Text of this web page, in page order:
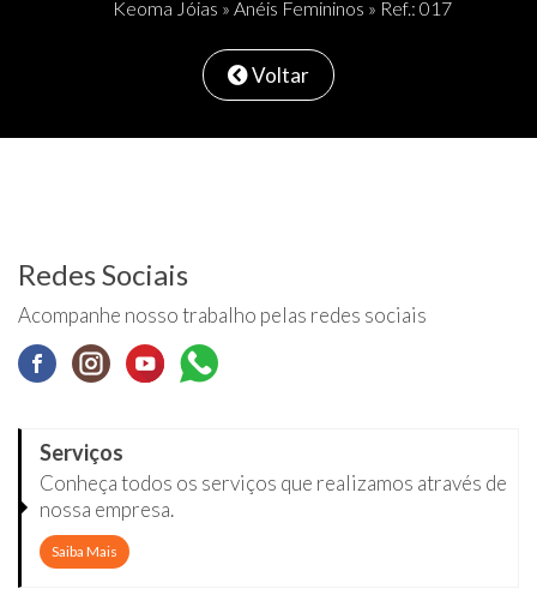
Keoma Jóias » Anéis Femininos » Ref.: 017
Voltar
Redes Sociais
Acompanhe nosso trabalho pelas redes sociais
Serviços
Conheça todos os serviços que realizamos através de
nossa empresa.
Saiba Mais